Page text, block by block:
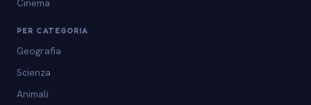
Cinema
PER CATEGORIA
Geografia
Scienza
Animali